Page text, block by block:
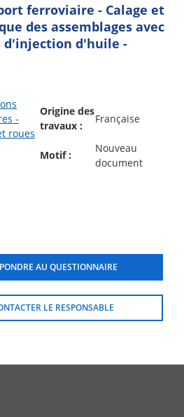
ferroviaire - Calage et
des assemblages avec
d'injection d'huile -
-
roues
Origine des
travaux :
Française
Motif :
Nouveau
document
AU QUESTIONNAIRE
LE RESPONSABLE